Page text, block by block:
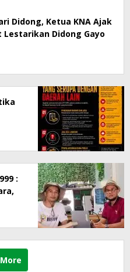
Didong, Ketua KNA Ajak
Lestarikan Didong Gayo
: